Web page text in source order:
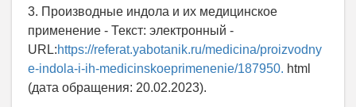
3. Производные индола и их медицинское
применение - Текст: электронный -
URL:https://referat.yabotanik.ru/medicina/proizvodny
e-indola-i-ih-medicinskoeprimenenie/187950. html
(дата обращения: 20.02.2023).